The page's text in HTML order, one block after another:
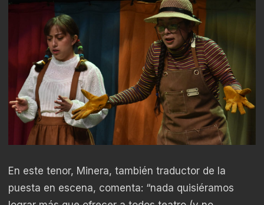
En este tenor, Minera, también traductor de la
puesta en escena, comenta: “nada quisiéramos